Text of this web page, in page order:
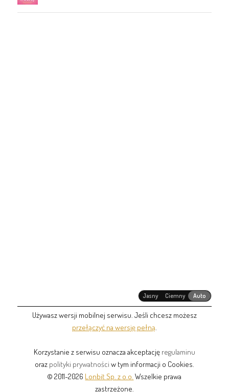
Jasny Ciemny Auto
Używasz wersji mobilnej serwisu. Jeśli chcesz możesz
przełączyć na wersję pełną
Korzystanie z serwisu oznacza akceptację regulaminu
oraz polityki prywatności w tym informacji o Cookies.
© 2011-2026 Lonbit Sp. z o.o. Wszelkie prawa
zastrzeżone.